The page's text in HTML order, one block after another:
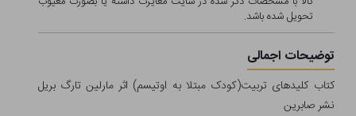
تحویل شده باشد.
توضیحات اجمالی
کتاب کلیدهای تربیت(کودک مبتلا به اوتیسم) اثر مارلین تارگ بریل
نشر صابرین